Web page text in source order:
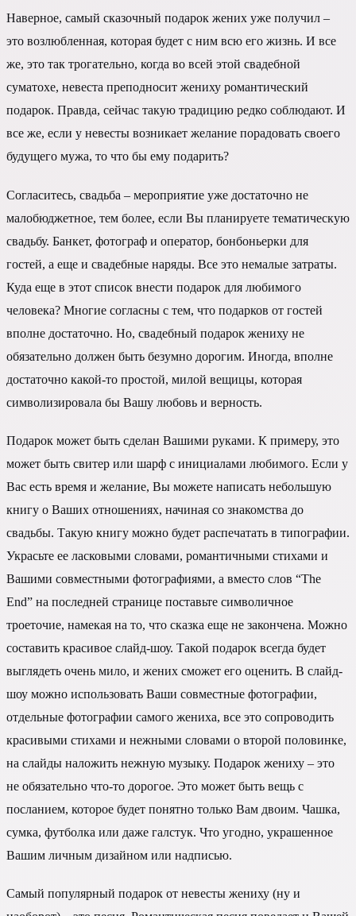
Наверное, самый сказочный подарок жених уже получил –
это возлюбленная, которая будет с ним всю его жизнь. И все
же, это так трогательно, когда во всей этой свадебной
суматохе, невеста преподносит жениху романтический
подарок. Правда, сейчас такую традицию редко соблюдают. И
все же, если у невесты возникает желание порадовать своего
будущего мужа, то что бы ему подарить?
Согласитесь, свадьба – мероприятие уже достаточно не
малобюджетное, тем более, если Вы планируете тематическую
свадьбу. Банкет, фотограф и оператор, бонбоньерки для
гостей, а еще и свадебные наряды. Все это немалые затраты.
Куда еще в этот список внести подарок для любимого
человека? Многие согласны с тем, что подарков от гостей
вполне достаточно. Но, свадебный подарок жениху не
обязательно должен быть безумно дорогим. Иногда, вполне
достаточно какой-то простой, милой вещицы, которая
символизировала бы Вашу любовь и верность.
Подарок может быть сделан Вашими руками. К примеру, это
может быть свитер или шарф с инициалами любимого. Если у
Вас есть время и желание, Вы можете написать небольшую
книгу о Ваших отношениях, начиная со знакомства до
свадьбы. Такую книгу можно будет распечатать в типографии.
Украсьте ее ласковыми словами, романтичными стихами и
Вашими совместными фотографиями, а вместо слов “The
End” на последней странице поставьте символичное
троеточие, намекая на то, что сказка еще не закончена. Можно
составить красивое слайд-шоу. Такой подарок всегда будет
выглядеть очень мило, и жених сможет его оценить. В слайд-
шоу можно использовать Ваши совместные фотографии,
отдельные фотографии самого жениха, все это сопроводить
красивыми стихами и нежными словами о второй половинке,
на слайды наложить нежную музыку. Подарок жениху – это
не обязательно что-то дорогое. Это может быть вещь с
посланием, которое будет понятно только Вам двоим. Чашка,
сумка, футболка или даже галстук. Что угодно, украшенное
Вашим личным дизайном или надписью.
Самый популярный подарок от невесты жениху (ну и